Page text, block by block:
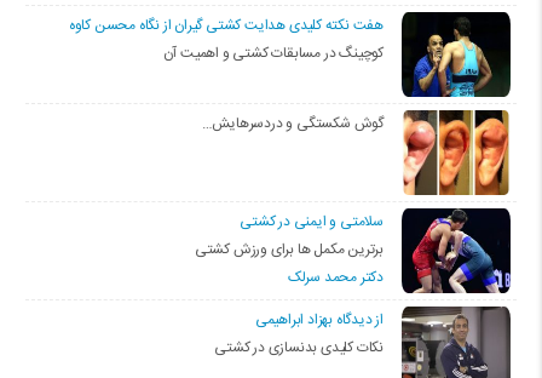
هفت نکته کلیدی هدایت کشتی گیران از نگاه محسن کاوه
کوچینگ در مسابقات کشتی و اهمیت آن
گوش شکستگی و دردسرهایش…
سلامتی و ایمنی در کشتی
برترین مکمل ها برای ورزش کشتی
دکتر محمد سرلک
از دیدگاه بهزاد ابراهیمی
نکات کلیدی بدنسازی در کشتی